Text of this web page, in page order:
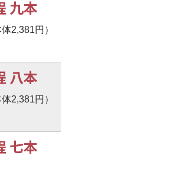
九本
2,381円）
八本
2,381円）
七本